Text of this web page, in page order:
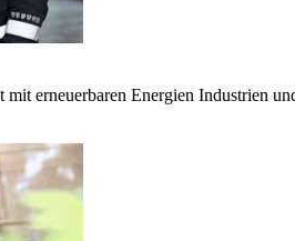
erneuerbaren Energien Industrien